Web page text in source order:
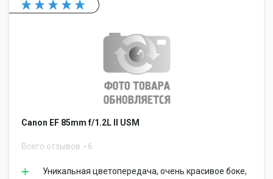
Canon EF 85mm f/1.2L II USM
Всего отзывов 6
Уникальная цветопередача, очень красивое боке,